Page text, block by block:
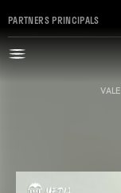
PARTNERS PRINCIPALS